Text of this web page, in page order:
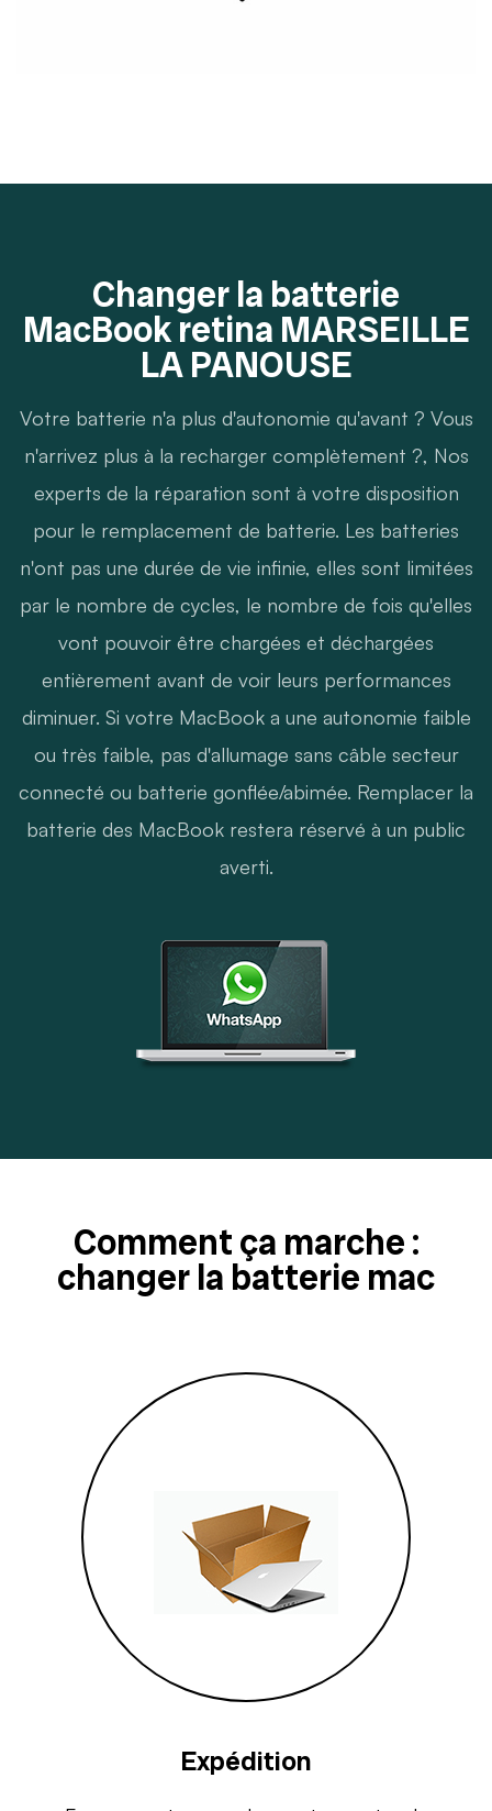
Changer la batterie
MacBook retina MARSEILLE
LA PANOUSE
Votre batterie n'a plus d'autonomie qu'avant ? Vous
n'arrivez plus à la recharger complètement ?, Nos
experts de la réparation sont à votre disposition
pour le remplacement de batterie. Les batteries
n'ont pas une durée de vie infinie, elles sont limitées
par le nombre de cycles, le nombre de fois qu'elles
vont pouvoir être chargées et déchargées
entièrement avant de voir leurs performances
diminuer. Si votre MacBook a une autonomie faible
ou très faible, pas d'allumage sans câble secteur
connecté ou batterie gonflée/abimée. Remplacer la
batterie des MacBook restera réservé à un public
averti.
Comment ça marche :
changer la batterie mac
Expédition